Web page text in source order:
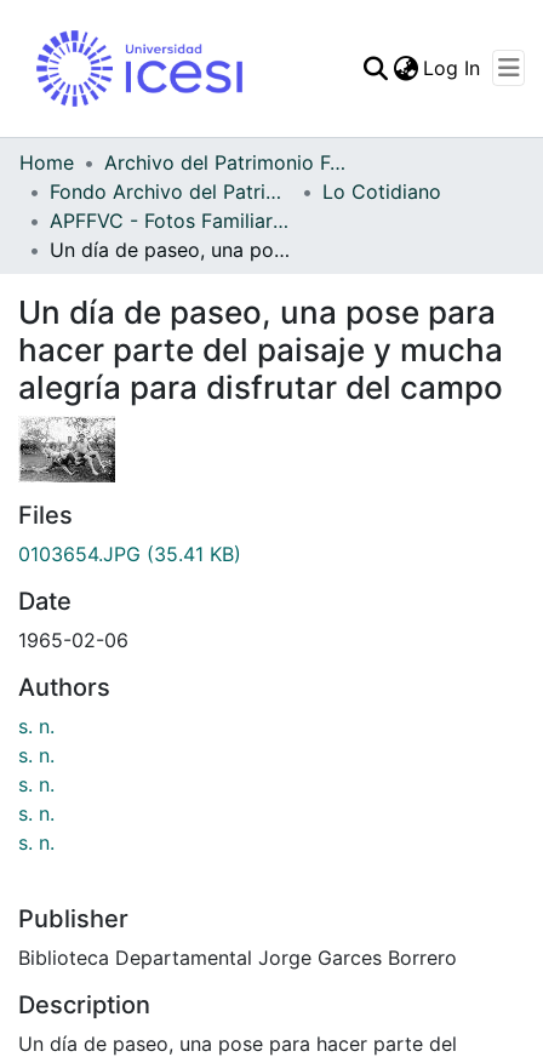
Statistics
Log In
Home
Archivo del Patrimonio Fotográfico y Fílmico del Valle del Cauca
Fondo Archivo del Patrimonio Fotográfico y Fílmico del Valle del Cauca
Lo Cotidiano
APFFVC - Fotos Familiares - Patrimonial
Un día de paseo, una pose para hacer parte del paisaje y mucha alegría para disfrutar del campo
Un día de paseo, una pose para
hacer parte del paisaje y mucha
alegría para disfrutar del campo
Files
0103654.JPG (35.41 KB)
Date
1965-02-06
Authors
s. n.
s. n.
s. n.
s. n.
s. n.
Publisher
Biblioteca Departamental Jorge Garces Borrero
Description
Un día de paseo, una pose para hacer parte del